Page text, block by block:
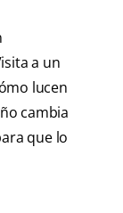
a un
lucen
cambia
que lo